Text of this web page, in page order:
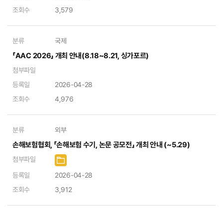
조회수
3,579
분류 국제
「AAC 2026」 개최 안내(8.18~8.21, 싱가포르)
첨부파일
등록일
2026-04-28
조회수
4,976
분류 외부
손해보험협회, 「손해보험 수기, 논문 공모전」 개최 안내 (~5.29)
첨부파일
등록일
2026-04-28
조회수
3,912